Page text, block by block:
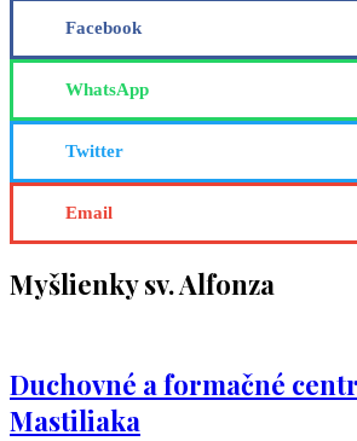
Facebook
WhatsApp
Twitter
Email
Myšlienky sv. Alfonza
Duchovné a formačné
Mastiliaka